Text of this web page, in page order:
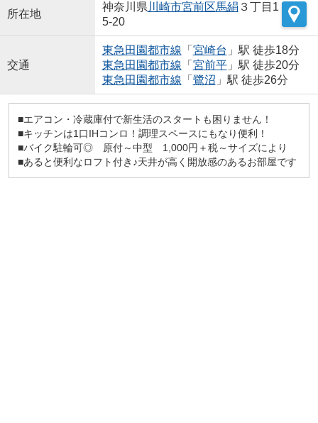
所在地
神奈川県 川崎市宮前区馬絹 ３丁目1
5-20
交通
東急田園都市線 「 宮崎台 」駅 徒歩18分
東急田園都市線 「 宮前平」駅 徒歩20分
東急田園都市線 「 鷺沼 」駅 徒歩26分
■エアコン・冷蔵庫付で新生活のスタートも困りません！
■キッチンは1口IHコンロ！調理スペースにもなり便利！
■バイク駐輪可◎ 原付～中型 1,000円＋税～サイズにより
■あると便利なロフト付き♪天井が高く開放感のあるお部屋です